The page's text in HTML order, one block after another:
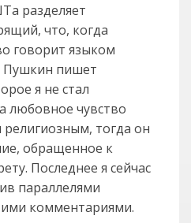
разделяет
что, когда
говорит языком
Пушкин пишет
я не стал
любовное чувство
тогда он
обращенное к
Последнее я сейчас
параллелями
комментариями.